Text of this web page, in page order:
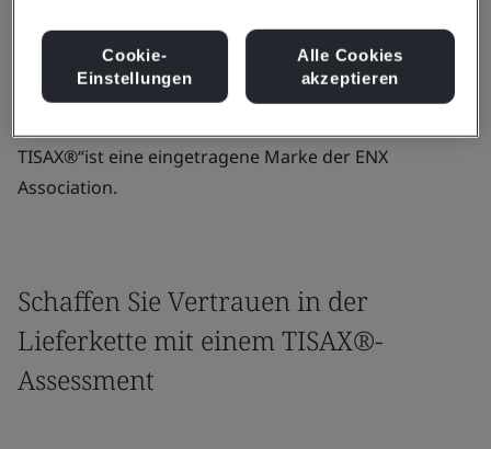
bietet ein weltweit anerkanntes System, das die
Anforderungen der Automobilhersteller weltweit
erfüllt.
TISAX®“ist eine eingetragene Marke der ENX
Association.
Schaffen Sie Vertrauen in der
Lieferkette mit einem TISAX®-
Assessment
Cookie-
Einstellungen
Alle Cookies
akzeptieren